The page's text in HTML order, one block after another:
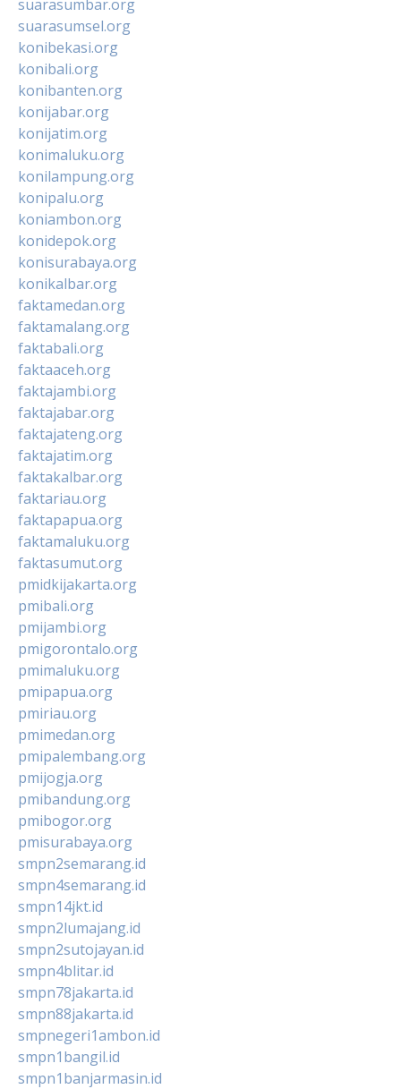
suarasumbar.org
suarasumsel.org
konibekasi.org
konibali.org
konibanten.org
konijabar.org
konijatim.org
konimaluku.org
konilampung.org
konipalu.org
koniambon.org
konidepok.org
konisurabaya.org
konikalbar.org
faktamedan.org
faktamalang.org
faktabali.org
faktaaceh.org
faktajambi.org
faktajabar.org
faktajateng.org
faktajatim.org
faktakalbar.org
faktariau.org
faktapapua.org
faktamaluku.org
faktasumut.org
pmidkijakarta.org
pmibali.org
pmijambi.org
pmigorontalo.org
pmimaluku.org
pmipapua.org
pmiriau.org
pmimedan.org
pmipalembang.org
pmijogja.org
pmibandung.org
pmibogor.org
pmisurabaya.org
smpn2semarang.id
smpn4semarang.id
smpn14jkt.id
smpn2lumajang.id
smpn2sutojayan.id
smpn4blitar.id
smpn78jakarta.id
smpn88jakarta.id
smpnegeri1ambon.id
smpn1bangil.id
smpn1banjarmasin.id